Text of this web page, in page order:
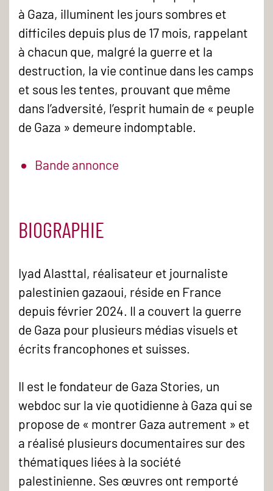
à Gaza, illuminent les jours sombres et
difficiles depuis plus de 17 mois, rappelant
à chacun que, malgré la guerre et la
destruction, la vie continue dans les camps
et sous les tentes, prouvant que même
dans l’adversité, l’esprit humain de « peuple
de Gaza » demeure indomptable.
Bande annonce
BIOGRAPHIE
Iyad Alasttal, réalisateur et journaliste
palestinien gazaoui, réside en France
depuis février 2024. Il a couvert la guerre
de Gaza pour plusieurs médias visuels et
écrits francophones et suisses.
Il est le fondateur de Gaza Stories, un
webdoc sur la vie quotidienne à Gaza qui se
propose de « montrer Gaza autrement » et
a réalisé plusieurs documentaires sur des
thématiques liées à la société
palestinienne. Ses œuvres ont remporté